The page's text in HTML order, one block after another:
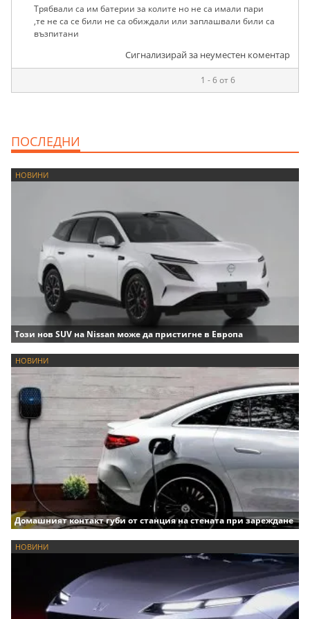
Трябвали са им батерии за колите но не са имали пари
,те не са се били не са обиждали или заплашвали били са
възпитани
Сигнализирай за неуместен коментар
1 - 6 от 6
ПОСЛЕДНИ
НОВИНИ
Този нов SUV на Nissan може да пристигне в Европа
НОВИНИ
Домашният контакт губи от станция на стената при зареждане
НОВИНИ